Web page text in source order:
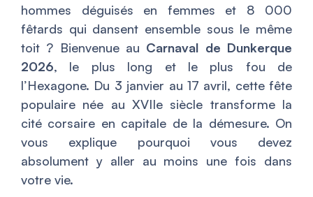
hommes déguisés en femmes et 8 000
fêtards qui dansent ensemble sous le même
toit ? Bienvenue au Carnaval de Dunkerque
2026, le plus long et le plus fou de
l’Hexagone. Du 3 janvier au 17 avril, cette fête
populaire née au XVIIe siècle transforme la
cité corsaire en capitale de la démesure. On
vous explique pourquoi vous devez
absolument y aller au moins une fois dans
votre vie.